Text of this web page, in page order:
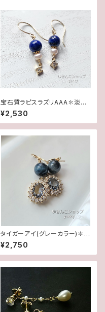
宝石質ラピスラズリAAA✽淡水
パール14kgfピアス/イヤリング
¥2,530
タイガーアイ(グレーカラー)✽フ
レームガラス14kgfピアス/イヤ
リング
¥2,750